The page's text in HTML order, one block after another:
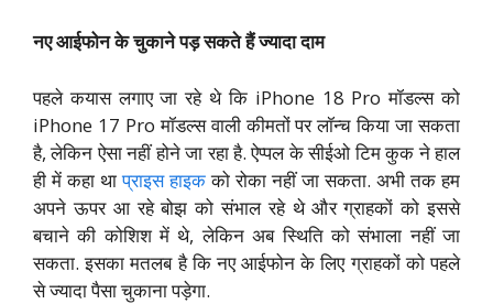
नए आईफोन के चुकाने पड़ सकते हैं ज्यादा दाम
पहले कयास लगाए जा रहे थे कि iPhone 18 Pro मॉडल्स को
iPhone 17 Pro मॉडल्स वाली कीमतों पर लॉन्च किया जा सकता
है, लेकिन ऐसा नहीं होने जा रहा है. ऐप्पल के सीईओ टिम कुक ने हाल
ही में कहा थाप्राइस हाइकको रोका नहीं जा सकता. अभी तक हम
अपने ऊपर आ रहे बोझ को संभाल रहे थे और ग्राहकों को इससे
बचाने की कोशिश में थे, लेकिन अब स्थिति को संभाला नहीं जा
सकता. इसका मतलब है कि नए आईफोन के लिए ग्राहकों को पहले
से ज्यादा पैसा चुकाना पड़ेगा.